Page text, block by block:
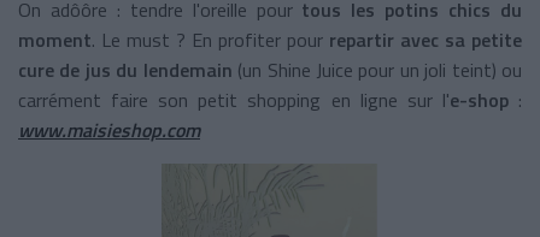
On adôôre : tendre l'oreille pourtous les potins chics du
moment. Le must ? En profiter pour repartir avec sa petite
cure de jus du lendemain (un Shine Juice pour un joli teint) ou
carrément faire son petit shopping en ligne sur l'e-shop:
www.maisieshop.com